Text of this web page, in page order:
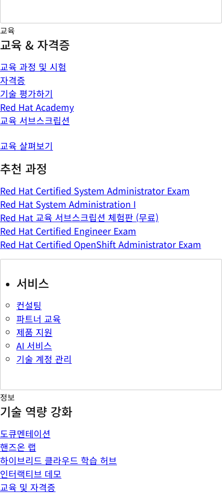
교육
교육 & 자격증
교육 과정 및 시험
자격증
기술 평가하기
Red Hat Academy
교육 서브스크립션
교육 살펴보기
추천 과정
Red Hat Certified System Administrator Exam
Red Hat System Administration I
Red Hat 교육 서브스크립션 체험판 (무료)
Red Hat Certified Engineer Exam
Red Hat Certified OpenShift Administrator Exam
서비스
컨설팅
파트너 교육
제품 지원
AI 서비스
기술 계정 관리
정보
기술 역량 강화
도큐멘테이션
핸즈온 랩
하이브리드 클라우드 학습 허브
인터랙티브 데모
교육 및 자격증